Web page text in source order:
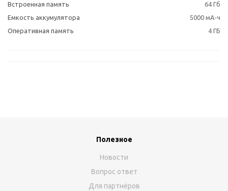
Встроенная память
64 Гб
Емкость аккумулятора
5000 мА⋅ч
Оперативная память
4 ГБ
Полезное
Новости
Вопрос ответ
Для партнёров